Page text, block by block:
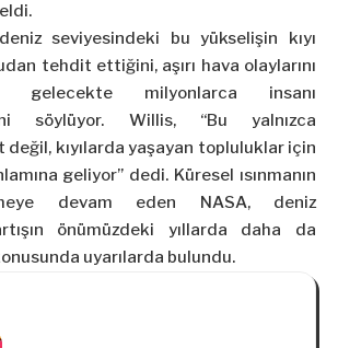
seviyesindeki bu yükselişin kıyı
tehdit ettiğini, aşırı hava olaylarını
gelecekte milyonlarca insanı
söylüyor. Willis, “Bu yalnızca
değil, kıyılarda yaşayan topluluklar için
geliyor” dedi. Küresel ısınmanın
devam eden NASA, deniz
önümüzdeki yıllarda daha da
uyarılarda bulundu.